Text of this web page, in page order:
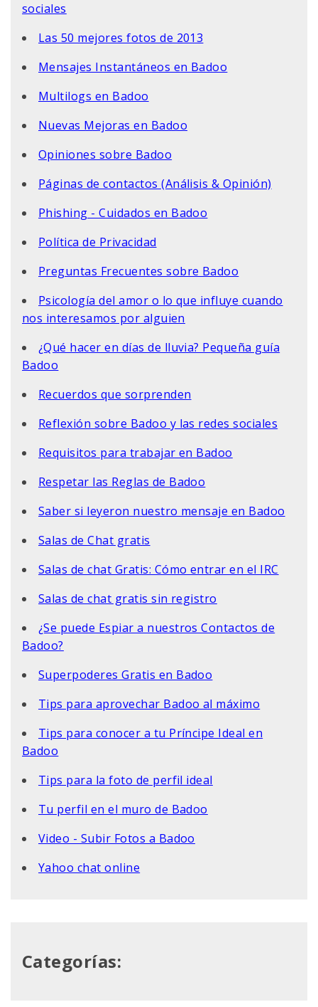
sociales
Las 50 mejores fotos de 2013
Mensajes Instantáneos en Badoo
Multilogs en Badoo
Nuevas Mejoras en Badoo
Opiniones sobre Badoo
Páginas de contactos (Análisis & Opinión)
Phishing - Cuidados en Badoo
Política de Privacidad
Preguntas Frecuentes sobre Badoo
Psicología del amor o lo que influye cuando
nos interesamos por alguien
¿Qué hacer en días de lluvia? Pequeña guía
Badoo
Recuerdos que sorprenden
Reflexión sobre Badoo y las redes sociales
Requisitos para trabajar en Badoo
Respetar las Reglas de Badoo
Saber si leyeron nuestro mensaje en Badoo
Salas de Chat gratis
Salas de chat Gratis: Cómo entrar en el IRC
Salas de chat gratis sin registro
¿Se puede Espiar a nuestros Contactos de
Badoo?
Superpoderes Gratis en Badoo
Tips para aprovechar Badoo al máximo
Tips para conocer a tu Príncipe Ideal en
Badoo
Tips para la foto de perfil ideal
Tu perfil en el muro de Badoo
Video - Subir Fotos a Badoo
Yahoo chat online
Categorías: